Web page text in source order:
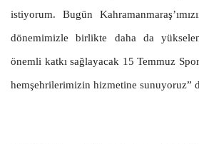
istiyorum. Bugün
dönemimizle birlikte daha da
önemli katkı sağlayacak 15 Temmuz
hemşehrilerimizin hizmetine sunuyoruz”